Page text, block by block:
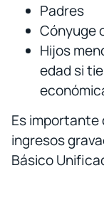
Padres
Cónyuge
Hijos
edad si
Es
ingresos
Básico